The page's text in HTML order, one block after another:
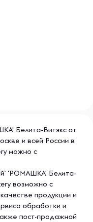
Белита-Витэкс от
и всей России в
можно с
'РОМАШКА' Белита-
возможно с
продукции и
обработки и
пост-продажной